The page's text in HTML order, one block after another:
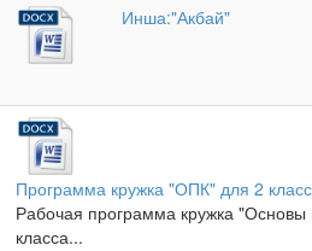
Инша:"Акбай"
Программа кружка "ОПК" для 2
Рабочая программа кружка "Основы
класса...